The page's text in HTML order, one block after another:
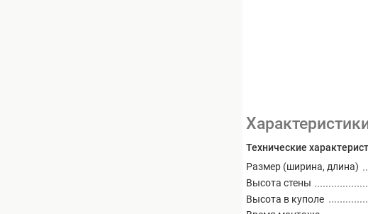
Технические
Размер (ширина, длина)
Высота стены
Высота в куполе